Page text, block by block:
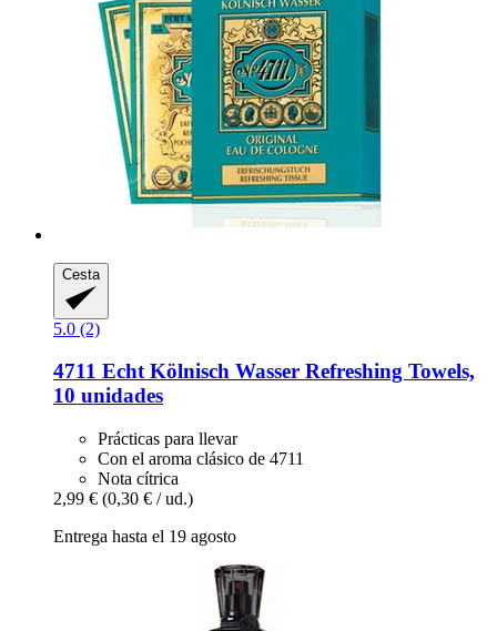
Cesta
5.0 (2)
4711 Echt Kölnisch Wasser Refreshing Towels,
10 unidades
Prácticas para llevar
Con el aroma clásico de 4711
Nota cítrica
2,99 € (0,30 € / ud.)
Entrega hasta el 19 agosto